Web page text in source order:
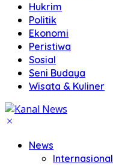
Hukrim
Politik
Ekonomi
Peristiwa
Sosial
Seni Budaya
Wisata & Kuliner
News
Internasional